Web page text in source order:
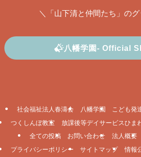
＼「山下清と仲間たち」の
八幡学園- Official
社会福祉法人春濤会 八幡学園
こども発
つくしんぼ教室
放課後等デイサービスひま
全ての投稿
お問い合わせ 法人概要
プライバシーポリシー
サイトマップ 情報